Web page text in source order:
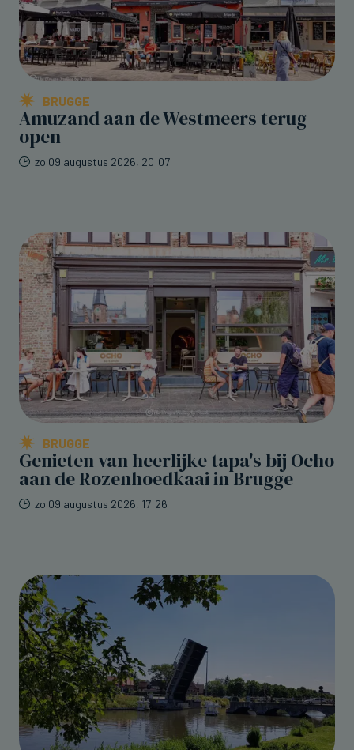
BRUGGE
Amuzand aan de Westmeers terug
open
zo 09 augustus 2026, 20:07
BRUGGE
Genieten van heerlijke tapa's bij Ocho
aan de Rozenhoedkaai in Brugge
zo 09 augustus 2026, 17:26